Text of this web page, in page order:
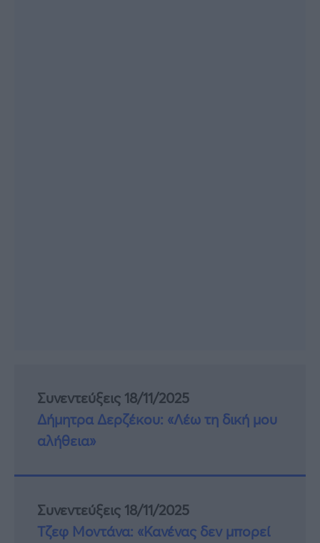
Συνεντεύξεις 18/11/2025
Δήμητρα Δερζέκου: «Λέω τη δική μου
αλήθεια»
Συνεντεύξεις 18/11/2025
Τζεφ Μοντάνα: «Κανένας δεν μπορεί